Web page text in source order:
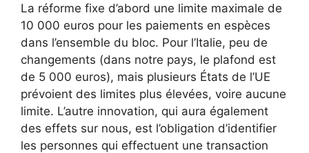
La réforme fixe d’abord une limite maximale de
10 000 euros pour les paiements en espèces
dans l’ensemble du bloc. Pour l’Italie, peu de
changements (dans notre pays, le plafond est
de 5 000 euros), mais plusieurs États de l’UE
prévoient des limites plus élevées, voire aucune
limite. L’autre innovation, qui aura également
des effets sur nous, est l’obligation d’identifier
les personnes qui effectuent une transaction